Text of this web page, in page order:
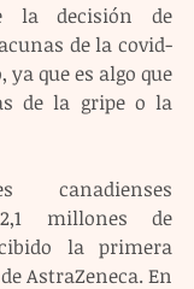
la decisión de
de la covid-
ya que es algo que
de la gripe o la
canadienses
millones de
la primera
AstraZeneca. En